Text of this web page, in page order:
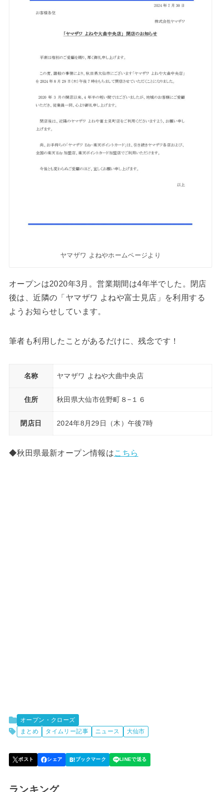
ヤマザワ よねやホームページより
オープンは2020年3月。営業期間は4年半でした。閉店
後は、近隣の「ヤマザワ よねや富士見店」を利用する
ようお知らせしています。
筆者も利用したことがあるだけに、残念です！
名称 ヤマザワ よねや大曲中央店
住所 秋田県大仙市佐野町８−１６
閉店日 2024年8月29日（木）午後7時
◆秋田県最新オープン情報はこちら
オープン・クローズ
まとめ
タイムリー記事 ニュース 大仙市
ランキング